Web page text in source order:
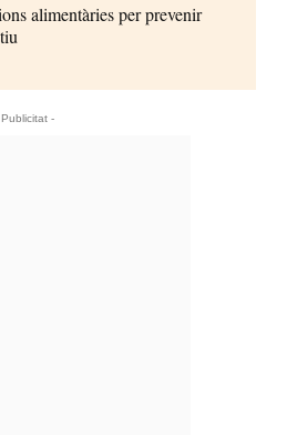
alimentàries per prevenir
-